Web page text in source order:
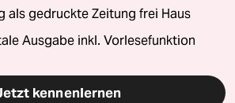
als gedruckte Zeitung frei Haus
Ausgabe inkl. Vorlesefunktion
kennenlernen